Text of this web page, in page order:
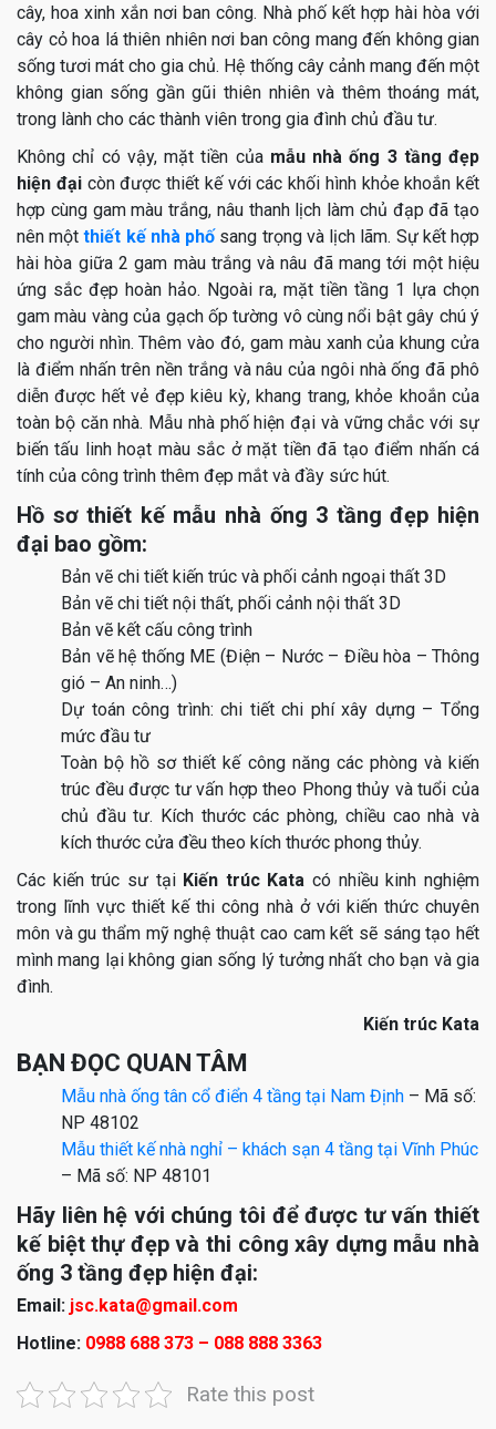
cây, hoa xinh xắn nơi ban công. Nhà phố kết hợp hài hòa với
cây cỏ hoa lá thiên nhiên nơi ban công mang đến không gian
sống tươi mát cho gia chủ. Hệ thống cây cảnh mang đến một
không gian sống gần gũi thiên nhiên và thêm thoáng mát,
trong lành cho các thành viên trong gia đình chủ đầu tư.
Không chỉ có vậy, mặt tiền của mẫu nhà ống 3 tầng đẹp
hiện đạicòn được thiết kế với các khối hình khỏe khoắn kết
hợp cùng gam màu trắng, nâu thanh lịch làm chủ đạp đã tạo
nên mộtthiết kế nhà phốsang trọng và lịch lãm. Sự kết hợp
hài hòa giữa 2 gam màu trắng và nâu đã mang tới một hiệu
ứng sắc đẹp hoàn hảo. Ngoài ra, mặt tiền tầng 1 lựa chọn
gam màu vàng của gạch ốp tường vô cùng nổi bật gây chú ý
cho người nhìn. Thêm vào đó, gam màu xanh của khung cửa
là điểm nhấn trên nền trắng và nâu của ngôi nhà ống đã phô
diễn được hết vẻ đẹp kiêu kỳ, khang trang, khỏe khoắn của
toàn bộ căn nhà. Mẫu nhà phố hiện đại và vững chắc với sự
biến tấu linh hoạt màu sắc ở mặt tiền đã tạo điểm nhấn cá
tính của công trình thêm đẹp mắt và đầy sức hút.
Hồ sơ thiết kế mẫu nhà ống 3 tầng đẹp hiện
đại bao gồm:
Bản vẽ chi tiết kiến trúc và phối cảnh ngoại thất 3D
Bản vẽ chi tiết nội thất, phối cảnh nội thất 3D
Bản vẽ kết cấu công trình
Bản vẽ hệ thống ME (Điện – Nước – Điều hòa – Thông
gió – An ninh…)
Dự toán công trình: chi tiết chi phí xây dựng – Tổng
mức đầu tư
Toàn bộ hồ sơ thiết kế công năng các phòng và kiến
trúc đều được tư vấn hợp theo Phong thủy và tuổi của
chủ đầu tư. Kích thước các phòng, chiều cao nhà và
kích thước cửa đều theo kích thước phong thủy.
Các kiến trúc sư tại Kiến trúc Katacó nhiều kinh nghiệm
trong lĩnh vực thiết kế thi công nhà ở với kiến thức chuyên
môn và gu thẩm mỹ nghệ thuật cao cam kết sẽ sáng tạo hết
mình mang lại không gian sống lý tưởng nhất cho bạn và gia
đình.
Kiến trúc Kata
BẠN ĐỌC QUAN TÂM
Mẫu nhà ống tân cổ điển 4 tầng tại Nam Định – Mã số:
NP 48102
Mẫu thiết kế nhà nghỉ – khách sạn 4 tầng tại Vĩnh Phúc
– Mã số: NP 48101
Hãy liên hệ với chúng tôi để được tư vấn thiết
kế biệt thự đẹp và thi công xây dựng mẫu nhà
ống 3 tầng đẹp hiện đại:
Email: jsc.kata@gmail.com
Hotline: 0988 688 373 – 088 888 3363
Rate this post